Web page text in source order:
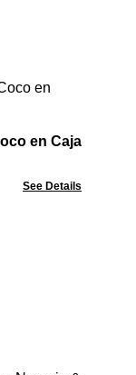
en Caja
See Details